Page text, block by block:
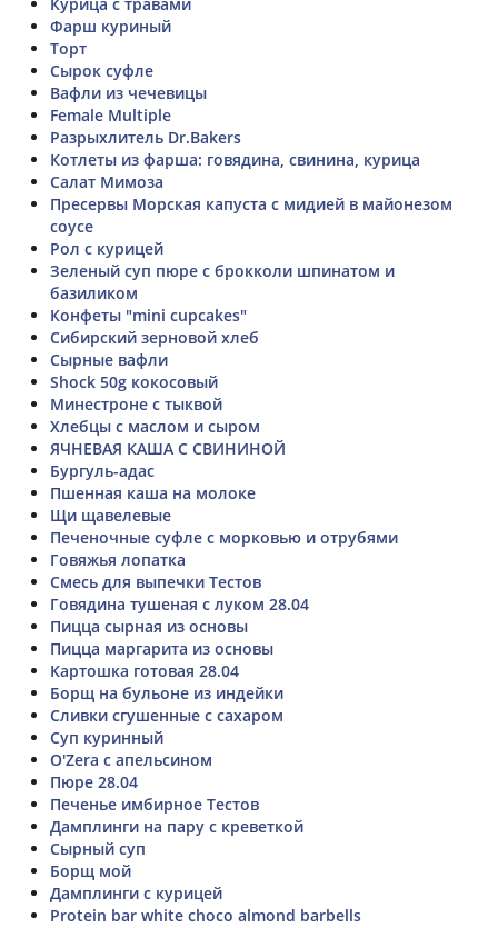
Фарш куриный
Торт
Сырок суфле
Вафли из чечевицы
Female Multiple
Разрыхлитель Dr.Bakers
Котлеты из фарша: говядина, свинина, курица
Салат Мимоза
Пресервы Морская капуста с мидией в майонезом
соусе
Рол с курицей
Зеленый суп пюре с брокколи шпинатом и
базиликом
Конфеты "mini cupcakes"
Сибирский зерновой хлеб
Сырные вафли
Shock 50g кокосовый
Минестроне с тыквой
Хлебцы с маслом и сыром
ЯЧНЕВАЯ КАША С СВИНИНОЙ
Бургуль-адас
Пшенная каша на молоке
Щи щавелевые
Печеночные суфле с морковью и отрубями
Говяжья лопатка
Смесь для выпечки Тестов
Говядина тушеная с луком 28.04
Пицца сырная из основы
Пицца маргарита из основы
Картошка готовая 28.04
Борщ на бульоне из индейки
Сливки сгушенные с сахаром
Суп куринный
O'Zera с апельсином
Пюре 28.04
Печенье имбирное Тестов
Дамплинги на пару с креветкой
Сырный суп
Борщ мой
Дамплинги с курицей
Protein bar white choco almond barbells